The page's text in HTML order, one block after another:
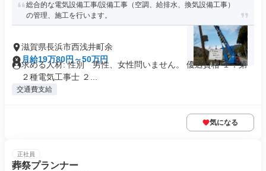
総合的な電気設備工事/設備工事（空調、給排水、換気設備工事）
の管理、施工を行います。
滋賀県長浜市西浅井町余
月給19万80円～50万円
求める人材: 性別 男性、女性問いません。 優遇資格 １．第
２種電気工事士 ２...
交通費支給
気になる
正社員
葬祭プランナー